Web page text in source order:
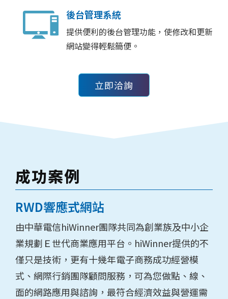
後台管理系統
提供便利的後台管理功能，使修改和更新
網站變得輕鬆簡便。
立即洽詢
成功案例
RWD響應式網站
由中華電信hiWinner團隊共同為創業族及中小企
業規劃Ｅ世代商業應用平台。hiWinner提供的不
僅只是技術，更有十幾年電子商務成功經營模
式、網際行銷團隊顧問服務，可為您做點、線、
面的網路應用與諮詢，最符合經濟效益與營運需